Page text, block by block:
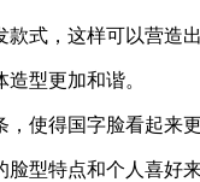
式，这样可以营造出
型更加和谐。
使得国字脸看起来
型特点和个人喜好